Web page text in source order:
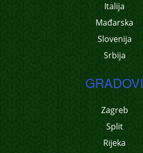
Italija
Mađarska
Slovenija
Srbija
GRADOVI
Zagreb
Split
Rijeka